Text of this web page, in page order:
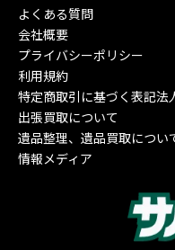
よくある質問
会社概要
プライバシーポリシー
利用規約
特定商取引に基づく表記法
出張買取について
遺品整理、遺品買取につい
情報メディア